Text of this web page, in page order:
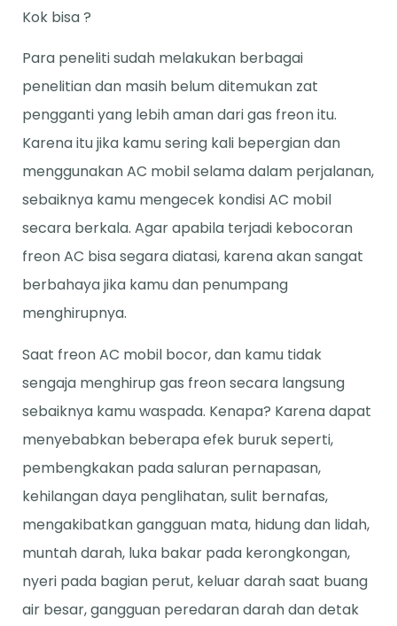
Kok bisa ?
Para peneliti sudah melakukan berbagai
penelitian dan masih belum ditemukan zat
pengganti yang lebih aman dari gas freon itu.
Karena itu jika kamu sering kali bepergian dan
menggunakan AC mobil selama dalam perjalanan,
sebaiknya kamu mengecek kondisi AC mobil
secara berkala. Agar apabila terjadi kebocoran
freon AC bisa segara diatasi, karena akan sangat
berbahaya jika kamu dan penumpang
menghirupnya.
Saat freon AC mobil bocor, dan kamu tidak
sengaja menghirup gas freon secara langsung
sebaiknya kamu waspada. Kenapa? Karena dapat
menyebabkan beberapa efek buruk seperti,
pembengkakan pada saluran pernapasan,
kehilangan daya penglihatan, sulit bernafas,
mengakibatkan gangguan mata, hidung dan lidah,
muntah darah, luka bakar pada kerongkongan,
nyeri pada bagian perut, keluar darah saat buang
air besar, gangguan peredaran darah dan detak